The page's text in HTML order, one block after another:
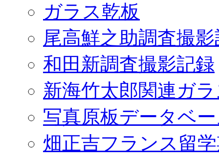
ガラス乾板
尾高鮮之助調査撮
和田新調査撮影記録
新海竹太郎関連ガ
写真原板データベ
畑正吉フランス留